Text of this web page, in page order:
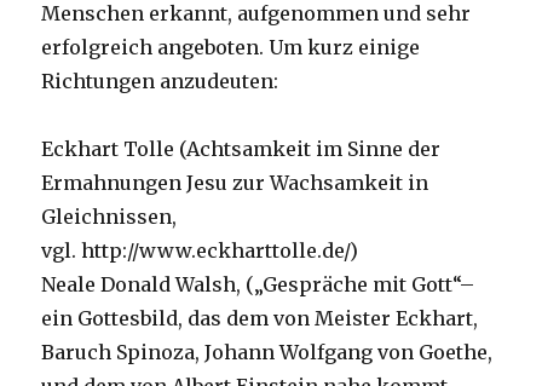
Menschen erkannt, aufgenommen und sehr
erfolgreich angeboten. Um kurz einige
Richtungen anzudeuten:
Eckhart Tolle (Achtsamkeit im Sinne der
Ermahnungen Jesu zur Wachsamkeit in
Gleichnissen,
vgl. http://www.eckharttolle.de/)
Neale Donald Walsh, („Gespräche mit Gott“–
ein Gottesbild, das dem von Meister Eckhart,
Baruch Spinoza, Johann Wolfgang von Goethe,